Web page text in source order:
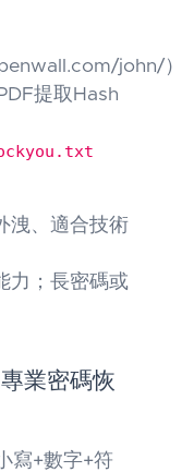
john/
提取Hash
洩、適合技術
力；長密碼或
業密碼恢
寫+數字+符